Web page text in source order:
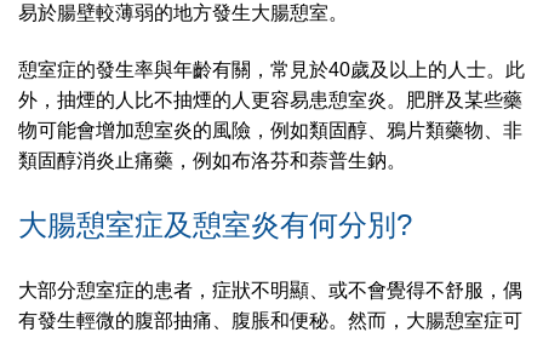
易於腸壁較薄弱的地方發生大腸憩室。
憩室症的發生率與年齡有關，常見於40歲及以上的人士。此
外，抽煙的人比不抽煙的人更容易患憩室炎。肥胖及某些藥
物可能會增加憩室炎的風險，例如類固醇、鴉片類藥物、非
類固醇消炎止痛藥，例如布洛芬和萘普生鈉。
大腸憩室症及憩室炎有何分別?
大部分憩室症的患者，症狀不明顯、或不會覺得不舒服，偶
有發生輕微的腹部抽痛、腹脹和便秘。然而，大腸憩室症可